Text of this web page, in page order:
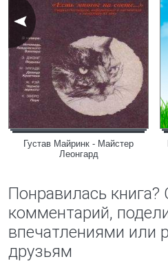
Густав Майринк - Майстер
Леонгард
Понравилась книга?
комментарий,
впечатлениями или
друзьям